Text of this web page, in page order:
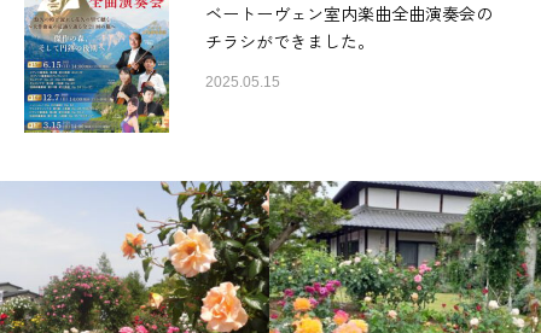
ベートーヴェン室内楽曲全曲演奏会の
チラシができました。
2025.05.15